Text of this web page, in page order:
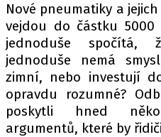
OSOBNÍ
Nové pneumatiky a
vejdou do částku
jednoduše spočítá,
jednoduše nemá
zimní, nebo investují
opravdu rozumné?
poskytli hned
argumentů, které by